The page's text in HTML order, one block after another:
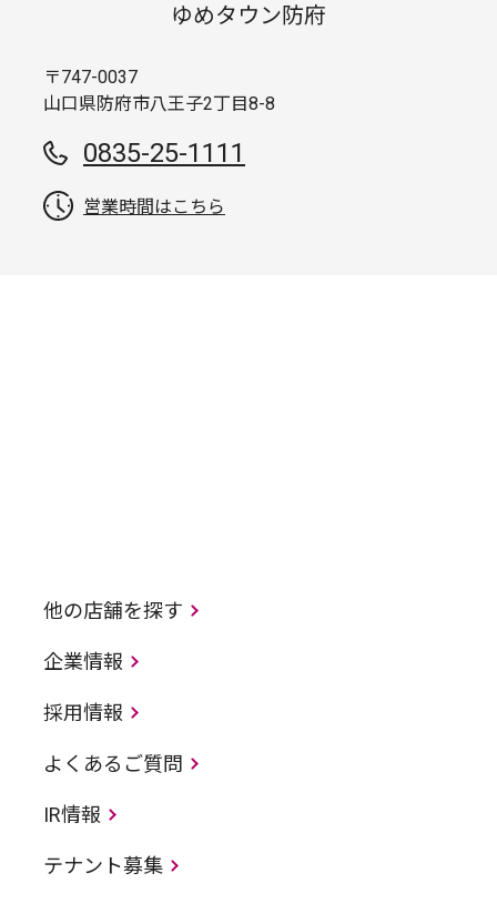
ゆめタウン防府
〒747-0037
山口県防府市八王子2丁目8-8
0835-25-1111
営業時間はこちら
他の店舗を探す
企業情報
採用情報
よくあるご質問
IR情報
テナント募集